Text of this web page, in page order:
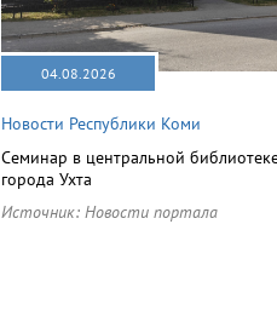
04.08.2026
Новости Республики Коми
Семинар в центральной
города Ухта
Источник: Новости портала